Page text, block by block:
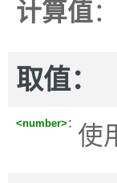
计算值
取值：
<number> ： 使